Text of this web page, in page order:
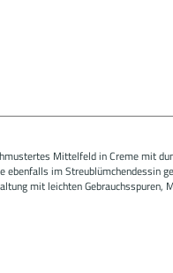
Mittelfeld in Creme mit
ebenfalls im Streublümchendessin
mit leichten Gebrauchsspuren,